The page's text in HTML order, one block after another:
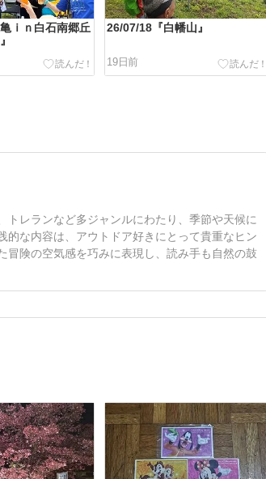
ｉｎ白石南郷丘
26/07/18『白幡山』
19日前
レランなど多ジャンルにわたり、季節や天候に
な内容は、アウトドア好きにとって貴重なヒン
冒険の空気感を巧みに表現し、読み手も自然の鼓